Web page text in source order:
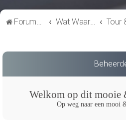
Forumoverzicht Wat Waar & Wanneer
Welkom op dit mooie
Op weg naar een mooi